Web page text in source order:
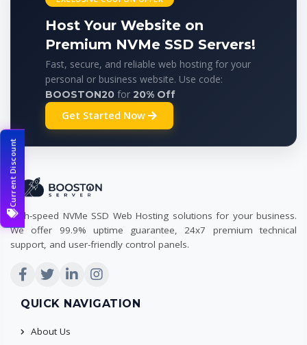
Current Discount
Host Your Website on
Premium NVMe SSD Servers!
Fast, secure, and reliable web hosting for your
personal or business website. Use code:
BOOSTON20 for 20% Off
Get Started Now
High-speed NVMe SSD Web Hosting solutions for your business.
We offer 99.9% uptime guarantee, 24x7 premium technical
support, and user-friendly control panels.
QUICK NAVIGATION
About Us